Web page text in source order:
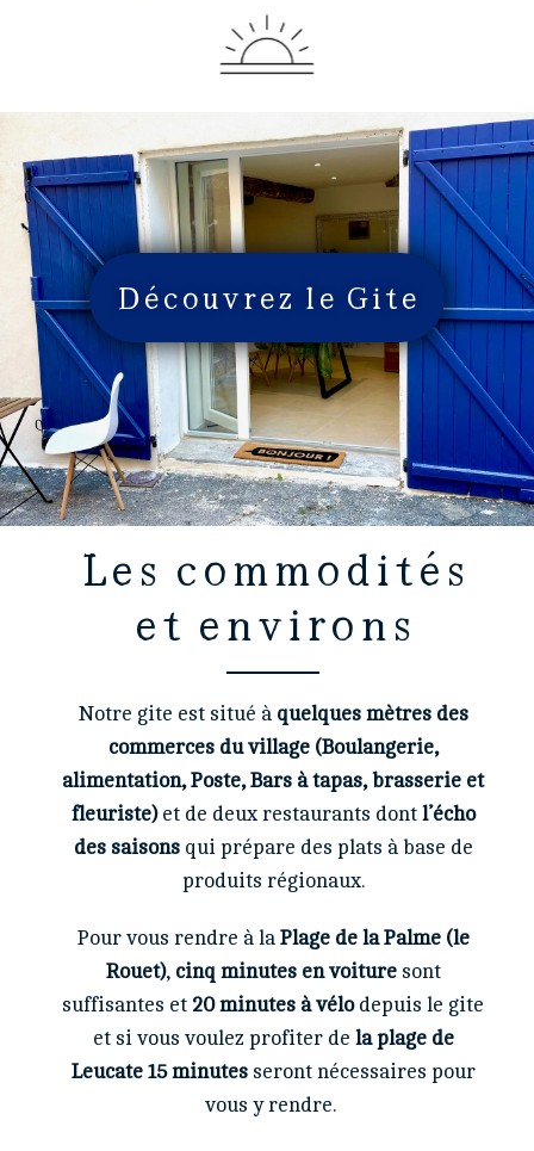
Découvrez le Gite
Les commodités
et environs​
Notre gite est situé à quelques mètres des
commerces du village (Boulangerie,
alimentation, Poste, Bars à tapas, brasserie et
fleuriste)et de deux restaurants dont l’écho
des saisonsqui prépare des plats à base de
produits régionaux.
Pour vous rendre à la Plage de la Palme (le
Rouet), cinq minutes en voiture sont
suffisantes et 20 minutes à vélodepuis le gite
et si vous voulez profiter de la plage de
Leucate 15 minutesseront nécessaires pour
vous y rendre.